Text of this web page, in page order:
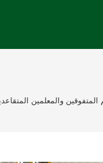
الدكتور عبد الله السيهاتي وبحضور نزيه النصر عضو إتحاد القدم إدارة نادي الخليج تكرم 175 طالباً متفوقاً منهم